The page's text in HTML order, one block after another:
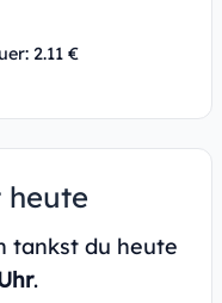
2.11 €
heute
tankst du heute
.